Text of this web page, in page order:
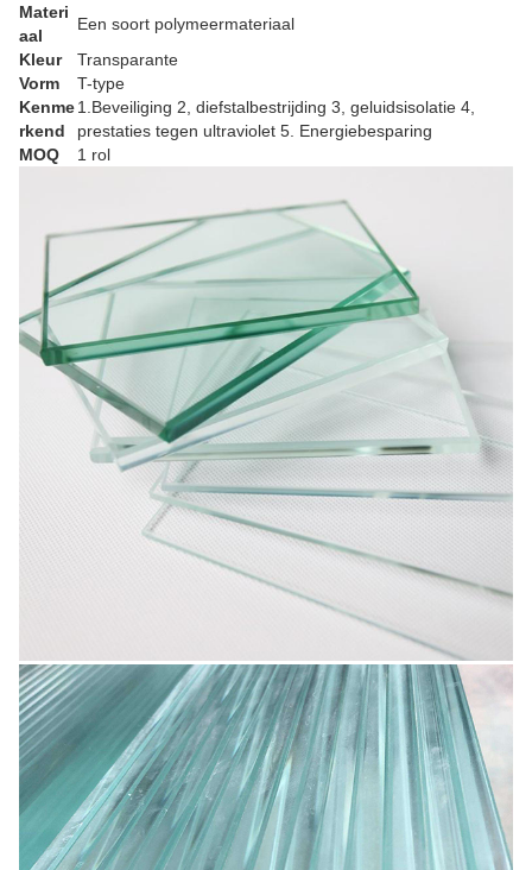
Materi
aal
Een soort polymeermateriaal
Kleur
Transparante
Vorm
T-type
Kenme
rkend
1.Beveiliging 2, diefstalbestrijding 3, geluidsisolatie 4,
prestaties tegen ultraviolet 5. Energiebesparing
MOQ
1 rol